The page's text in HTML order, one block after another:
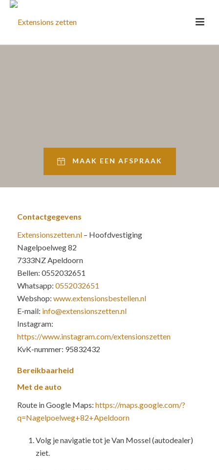
MAAK EEN AFSPRAAK
Contactgegevens
Extensionszetten.nl – Hoofdvestiging
Nagelpoelweg 82
7333NZ Apeldoorn
Bellen: 0552032651
Whatsapp: 0552032651
Webshop: www.extensionsbestellen.nl
E-mail: info@extensionszetten.nl
Instagram:
https://www.instagram.com/extensionszetten
KvK-nummer: 95832432
Bereikbaarheid
Met de auto
Route in Google Maps: https://maps.google.com/?
q=Nagelpoelweg+82+Apeldoorn
Volg je navigatie tot je Van Mossel (autodealer)
ziet.